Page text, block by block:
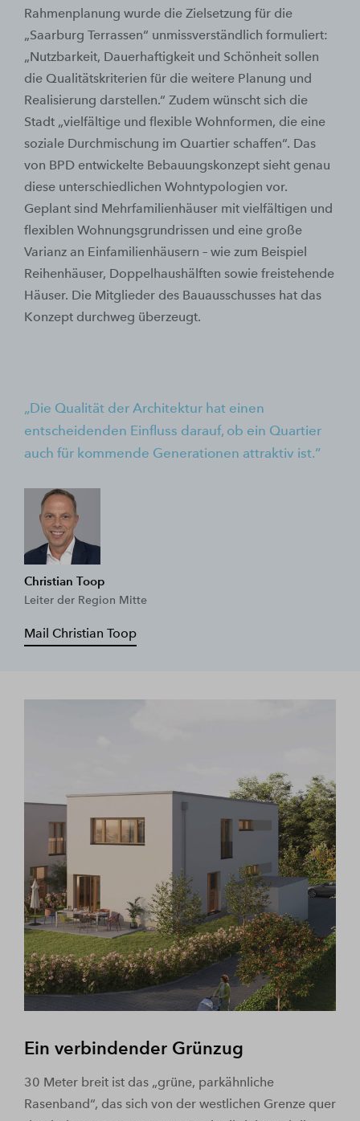
Rahmenplanung wurde die Zielsetzung für die
„Saarburg Terrassen“ unmissverständlich formuliert:
„Nutzbarkeit, Dauerhaftigkeit und Schönheit sollen
die Qualitätskriterien für die weitere Planung und
Realisierung darstellen.“ Zudem wünscht sich die
Stadt „vielfältige und flexible Wohnformen, die eine
soziale Durchmischung im Quartier schaffen“. Das
von BPD entwickelte Bebauungskonzept sieht genau
diese unterschiedlichen Wohntypologien vor.
Geplant sind Mehrfamilienhäuser mit vielfältigen und
flexiblen Wohnungsgrundrissen und eine große
Varianz an Einfamilienhäusern – wie zum Beispiel
Reihenhäuser, Doppelhaushälften sowie freistehende
Häuser. Die Mitglieder des Bauausschusses hat das
Konzept durchweg überzeugt.
Die Qualität der Architektur hat einen
entscheidenden Einfluss darauf, ob ein Quartier
auch für kommende Generationen attraktiv ist.
Christian Toop
Leiter der Region Mitte
Mail Christian Toop
Ein verbindender Grünzug
30 Meter breit ist das „grüne, parkähnliche
Rasenband“, das sich von der westlichen Grenze quer